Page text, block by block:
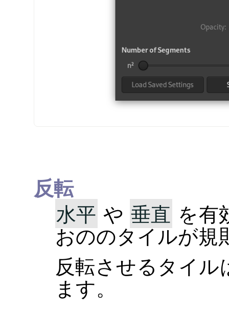
反転
水平 や 垂直 を有
おののタイルが規
反転させるタイ
ます。